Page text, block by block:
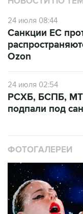
24 июля 08:44
Санкции ЕС
Ozon
24 июля 02:54
РСХБ, БСПБ,
подпали под
ФОТОГАЛЕРЕИ